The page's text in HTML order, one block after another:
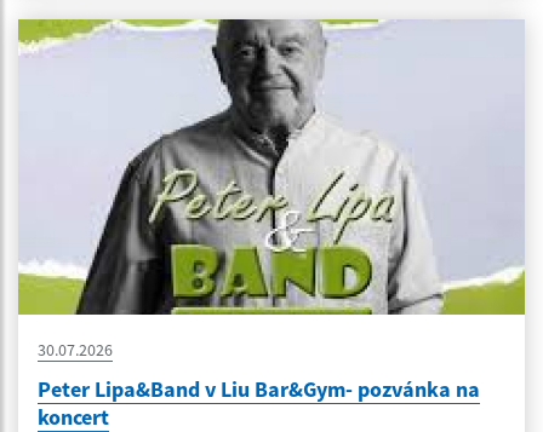
30.07.2026
Peter Lipa&Band v Liu Bar&Gym- pozvánka na
koncert